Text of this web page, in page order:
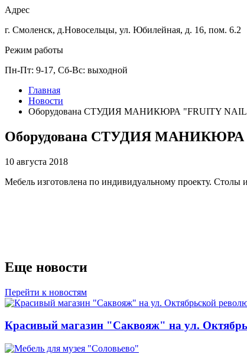
Адрес
г. Смоленск, д.Новосельцы, ул. Юбилейная, д. 16, пом. 6.2
Режим работы
Пн-Пт: 9-17, Сб-Вс: выходной
Главная
Новости
Оборудована СТУДИЯ МАНИКЮРА "FRUITY
Оборудована СТУДИЯ МАНИКЮРА
10 августа 2018
Мебель изготовлена по индивидуальному проекту. Столы
Еще новости
Перейти к новостям
Красивый магазин "Саквояж" на ул.